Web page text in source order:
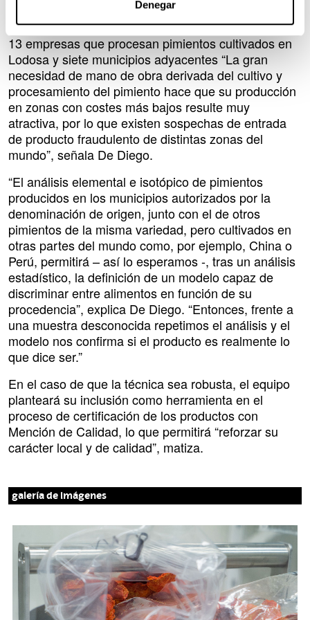
Denegar
científico es la denominación de origen pimiento del
piquillo de Lodosa (Navarra). A ella están acogidas
13 empresas que procesan pimientos cultivados en
Lodosa y siete municipios adyacentes “La gran
necesidad de mano de obra derivada del cultivo y
procesamiento del pimiento hace que su producción
en zonas con costes más bajos resulte muy
atractiva, por lo que existen sospechas de entrada
de producto fraudulento de distintas zonas del
mundo”, señala De Diego.
“El análisis elemental e isotópico de pimientos
producidos en los municipios autorizados por la
denominación de origen, junto con el de otros
pimientos de la misma variedad, pero cultivados en
otras partes del mundo como, por ejemplo, China o
Perú, permitirá – así lo esperamos -, tras un análisis
estadístico, la definición de un modelo capaz de
discriminar entre alimentos en función de su
procedencia”, explica De Diego. “Entonces, frente a
una muestra desconocida repetimos el análisis y el
modelo nos confirma si el producto es realmente lo
que dice ser.”
En el caso de que la técnica sea robusta, el equipo
planteará su inclusión como herramienta en el
proceso de certificación de los productos con
Mención de Calidad, lo que permitirá “reforzar su
carácter local y de calidad”, matiza.
galería de imágenes